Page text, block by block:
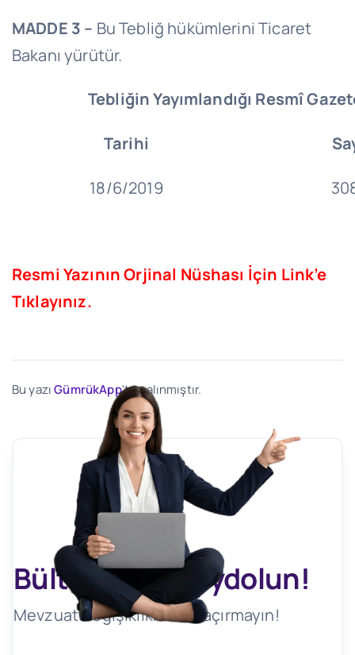
MADDE 3 – Bu Tebliğ hükümlerini Ticaret
Bakanı yürütür.
Tebliğin Yayımlandığı Resmî
Tarihi
18/6/2019
Resmi Yazının Orjinal Nüshası İçin Link’e
Tıklayınız.
Bu yazıGümrükApp'ten alınmıştır.
Bültenimize Kaydolun!
Mevzuat Değişikliklerini Kaçırmayın!